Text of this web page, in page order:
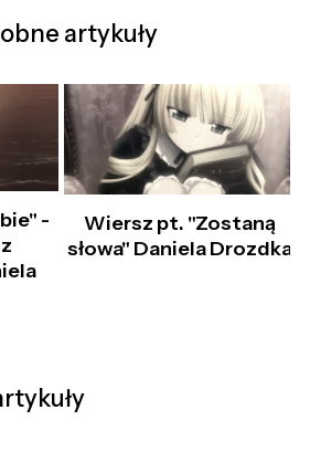
artykuły
-
Wiersz pt. "Zostaną
słowa" Daniela Drozdka